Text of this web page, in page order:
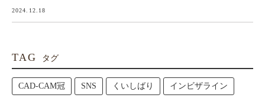
2024.12.18
TAG タグ
CAD-CAM冠 SNS くいしばり インビザライン